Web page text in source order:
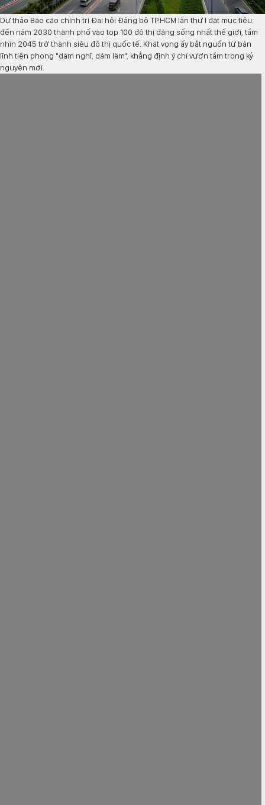
Dự thảo Báo cáo chính trị Đại hội Đảng bộ TP.HCM lần thứ I đặt mục tiêu:
đến năm 2030 thành phố vào top 100 đô thị đáng sống nhất thế giới, tầm
nhìn 2045 trở thành siêu đô thị quốc tế. Khát vọng ấy bắt nguồn từ bản
lĩnh tiên phong "dám nghĩ, dám làm", khẳng định ý chí vươn tầm trong kỷ
nguyên mới.